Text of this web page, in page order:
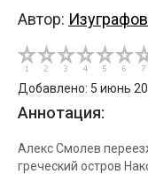
Автор:
Добавлено: 5 июнь
Аннотация:
Алекс Смолев
греческий остров